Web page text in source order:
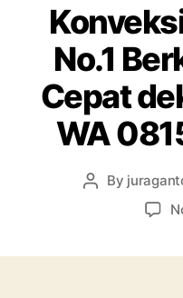
No.1
Cepat
WA
Post
By